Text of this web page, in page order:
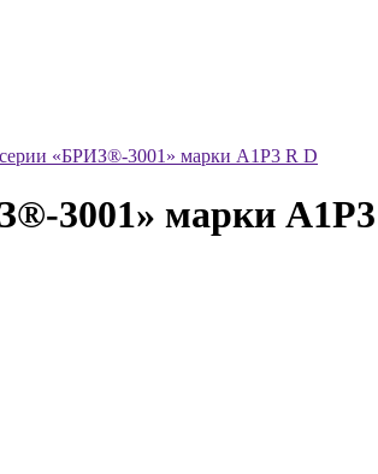
«БРИЗ®-3001» марки А1P3 R D
3001» марки